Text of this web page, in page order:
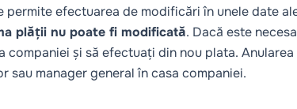
permite efectuarea de modificări în unele date
plății nu poate fi modificată. Dacă este
companiei și să efectuați din nou plata.
sau manager general în casa companiei.